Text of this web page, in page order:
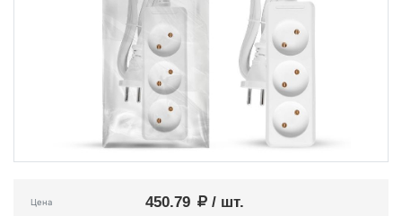
Цена 450.79 / шт.